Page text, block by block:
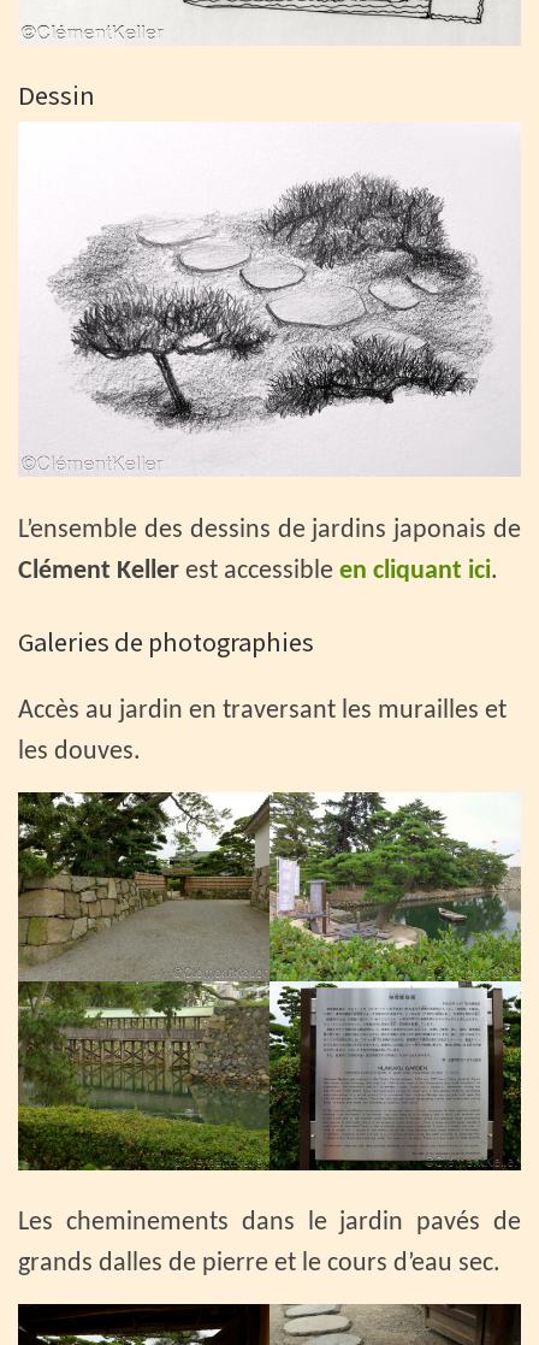
Dessin
L’ensemble des dessins de jardins japonais de
Clément Keller est accessible en cliquant ici.
Galeries de photographies
Accès au jardin en traversant les murailles et
les douves.
Les cheminements dans le jardin pavés de
grands dalles de pierre et le cours d’eau sec.